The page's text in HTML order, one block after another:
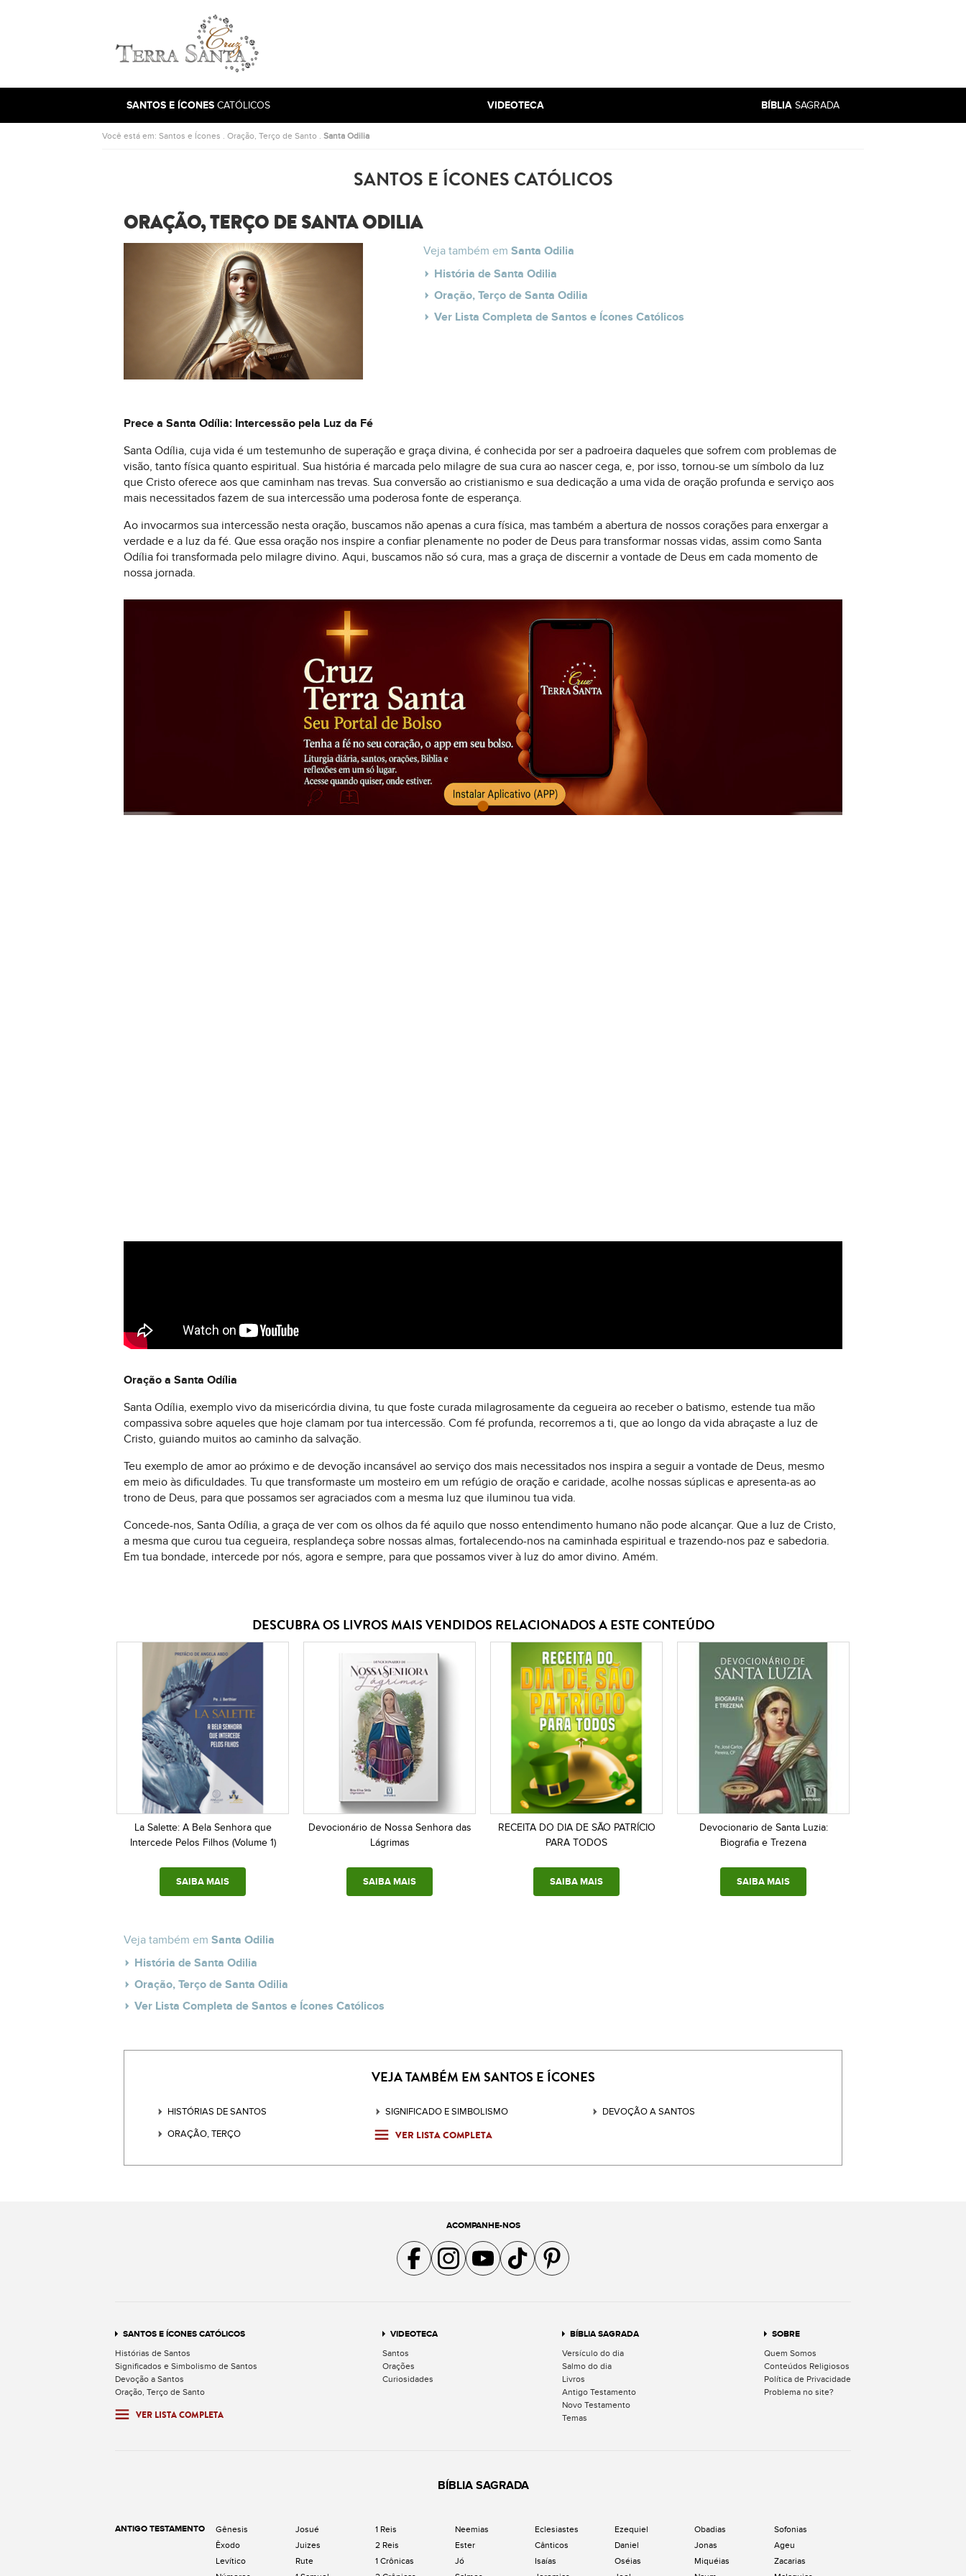
Ir para a página inicial
SANTOS E ÍCONES CATÓLICOS VIDEOTECA BÍBLIA SAGRADA
Você está em: Santos e Ícones . Oração, Terço de Santo . Santa Odilia
SANTOS E ÍCONES CATÓLICOS
ORAÇÃO, TERÇO DE SANTA ODILIA
Veja também em Santa Odilia
História de Santa Odilia
Oração, Terço de Santa Odilia
Ver Lista Completa de Santos e Ícones Católicos
Prece a Santa Odília: Intercessão pela Luz da Fé
Santa Odília, cuja vida é um testemunho de superação e graça divina, é conhecida por ser a padroeira daqueles que sofrem com problemas de
visão, tanto física quanto espiritual. Sua história é marcada pelo milagre de sua cura ao nascer cega, e, por isso, tornou-se um símbolo da luz
que Cristo oferece aos que caminham nas trevas. Sua conversão ao cristianismo e sua dedicação a uma vida de oração profunda e serviço aos
mais necessitados fazem de sua intercessão uma poderosa fonte de esperança.
Ao invocarmos sua intercessão nesta oração, buscamos não apenas a cura física, mas também a abertura de nossos corações para enxergar a
verdade e a luz da fé. Que essa oração nos inspire a confiar plenamente no poder de Deus para transformar nossas vidas, assim como Santa
Odília foi transformada pelo milagre divino. Aqui, buscamos não só cura, mas a graça de discernir a vontade de Deus em cada momento de
nossa jornada.
Oração a Santa Odília
Santa Odília, exemplo vivo da misericórdia divina, tu que foste curada milagrosamente da cegueira ao receber o batismo, estende tua mão
compassiva sobre aqueles que hoje clamam por tua intercessão. Com fé profunda, recorremos a ti, que ao longo da vida abraçaste a luz de
Cristo, guiando muitos ao caminho da salvação.
Teu exemplo de amor ao próximo e de devoção incansável ao serviço dos mais necessitados nos inspira a seguir a vontade de Deus, mesmo
em meio às dificuldades. Tu que transformaste um mosteiro em um refúgio de oração e caridade, acolhe nossas súplicas e apresenta-as ao
trono de Deus, para que possamos ser agraciados com a mesma luz que iluminou tua vida.
Concede-nos, Santa Odília, a graça de ver com os olhos da fé aquilo que nosso entendimento humano não pode alcançar. Que a luz de Cristo,
a mesma que curou tua cegueira, resplandeça sobre nossas almas, fortalecendo-nos na caminhada espiritual e trazendo-nos paz e sabedoria.
Em tua bondade, intercede por nós, agora e sempre, para que possamos viver à luz do amor divino. Amém.
DESCUBRA OS LIVROS MAIS VENDIDOS RELACIONADOS A ESTE CONTEÚDO
La Salette: A Bela Senhora que
Intercede Pelos Filhos (Volume 1)
SAIBA MAIS
Devocionário de Nossa Senhora das
Lágrimas
SAIBA MAIS
RECEITA DO DIA DE SÃO PATRÍCIO
PARA TODOS
SAIBA MAIS
Devocionario de Santa Luzia:
Biografia e Trezena
SAIBA MAIS
Veja também em Santa Odilia
História de Santa Odilia
Oração, Terço de Santa Odilia
Ver Lista Completa de Santos e Ícones Católicos
VEJA TAMBÉM EM SANTOS E ÍCONES
HISTÓRIAS DE SANTOS SIGNIFICADO E SIMBOLISMO
DEVOÇÃO A SANTOS
ORAÇÃO, TERÇO
VER LISTA COMPLETA
ACOMPANHE-NOS
Acompanhe a gente no Facebook
Acompanhe a gente no Instagram
Acompanhe a gente no YouTube
Acompanhe a gente no TikTok
Acompanhe a gente no Pinterest
SANTOS E ÍCONES CATÓLICOS
Histórias de Santos
Significados e Simbolismo de Santos
Devoção a Santos
Oração, Terço de Santo
VER LISTA COMPLETA
VIDEOTECA
Santos
Orações
Curiosidades
BÍBLIA SAGRADA
Versículo do dia
Salmo do dia
Livros
Antigo Testamento
Novo Testamento
Temas
SOBRE
Quem Somos
Conteúdos Religiosos
Política de Privacidade
Problema no site?
BÍBLIA SAGRADA
ANTIGO TESTAMENTO
Gênesis
Êxodo
Levítico
Josué
Juizes
Rute
1 Reis
2 Reis
1 Crônicas
Neemias
Ester
Jó
Eclesiastes
Cânticos
Isaías
Ezequiel
Daniel
Oséias
Obadias
Jonas
Miquéias
Sofonias
Ageu
Zacarias